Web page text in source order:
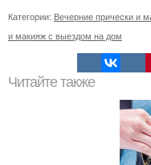
Категории: Вечерние прически и
и макияж с выездом на дом
Читайте также